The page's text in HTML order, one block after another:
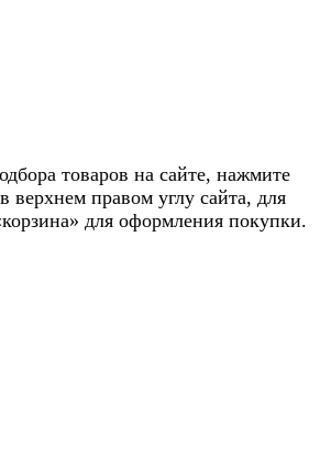
товаров на сайте, нажмите
верхнем правом углу сайта, для
для оформления покупки.